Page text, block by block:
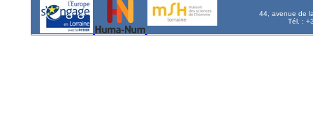
44, avenue de
Tél. :